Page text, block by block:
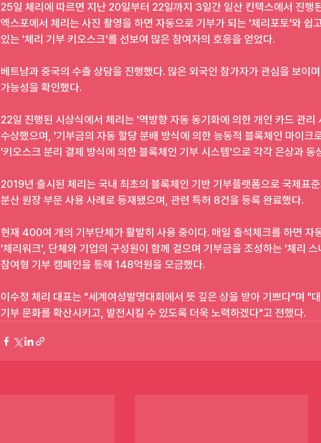
25일 체리에 따르면 지난 20일부터 22일까지 3일간 일산 킨텍스에서 진행
엑스포에서 체리는 사진 촬영을 하면 자동으로 기부가 되는 '체리포토'와 쉽
있는 '체리 기부 키오스크'를 선보여 많은 참여자의 호응을 얻었다.
베트남과 중국의 수출 상담을 진행했다. 많은 외국인 참가자가 관심을 보이
가능성을 확인했다.
22일 진행된 시상식에서 체리는 '역방향 자동 동기화에 의한 개인 카드 관리
수상했으며, '기부금의 자동 할당 분배 방식에 의한 능동적 블록체인 마이크
'키오스크 분리 결제 방식에 의한 블록체인 기부 시스템'으로 각각 은상과 동
2019년 출시된 체리는 국내 최초의 블록체인 기반 기부플랫폼으로 국제표
분산 원장 부문 사용 사례로 등재됐으며, 관련 특허 8건을 등록 완료했다.
현재 400여 개의 기부단체가 활발히 사용 중이다. 매일 출석체크를 하면 자
'체리워크', 단체와 기업의 구성원이 함께 걸으며 기부금을 조성하는 '체리
참여형 기부 캠페인을 통해 148억원을 모금했다.
이수정 체리 대표는 "세계여성발명대회에서 뜻 깊은 상을 받아 기쁘다"며 "
기부 문화를 확산시키고, 발전시킬 수 있도록 더욱 노력하겠다"고 전했다.